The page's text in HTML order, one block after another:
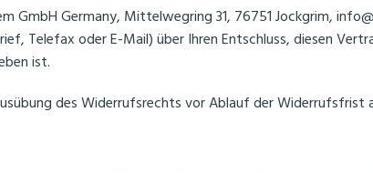
GmbH Germany, Mittelwegring 31, 76751 Jockgrim,
Telefax oder E-Mail) über Ihren Entschluss, diesen
ist.
des Widerrufsrechts vor Ablauf der Widerrufsfrist